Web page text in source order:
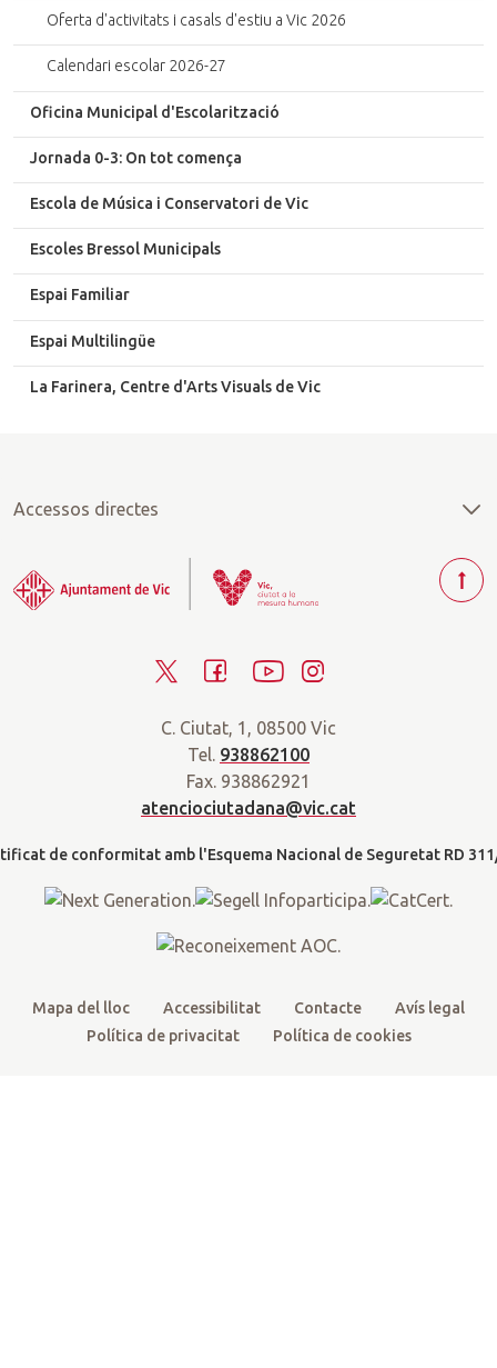
Oferta d'activitats i casals d'estiu a Vic 2026
Calendari escolar 2026-27
Oficina Municipal d'Escolarització
Jornada 0-3: On tot comença
Escola de Música i Conservatori de Vic
Escoles Bressol Municipals
Espai Familiar
Espai Multilingüe
La Farinera, Centre d'Arts Visuals de Vic
Accessos directes
i
t
t
c
e
b
o
k
Y
u
t
u
s
a
a
m
C. Ciutat, 1, 08500 Vic
Tel. 938862100
Fax. 938862921
atenciociutadana@vic.cat
Mapa del lloc Accessibilitat Contacte
Avís legal
Política de privacitat
Política de cookies
T
t